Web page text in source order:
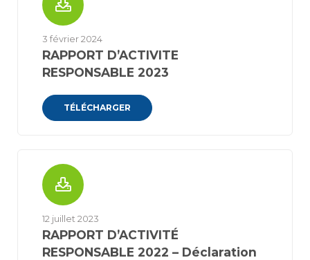
3 février 2024
RAPPORT D’ACTIVITE
RESPONSABLE 2023
TÉLÉCHARGER
12 juillet 2023
RAPPORT D’ACTIVITÉ
RESPONSABLE 2022 – Déclaration